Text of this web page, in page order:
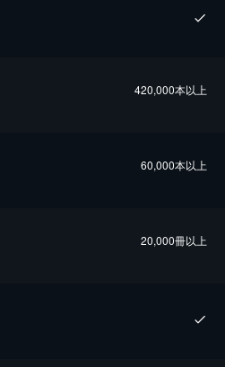
420,000本以上
60,000本以上
20,000冊以上